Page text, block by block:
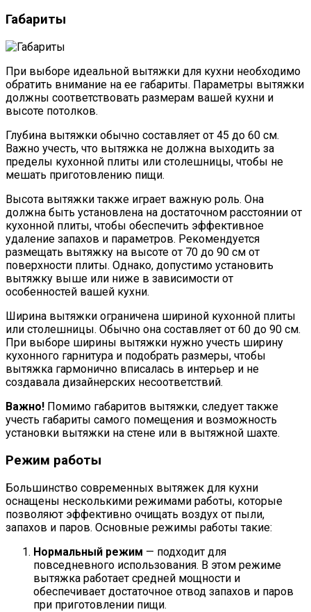
Габариты
При выборе идеальной вытяжки для кухни необходимо
обратить внимание на ее габариты. Параметры вытяжки
должны соответствовать размерам вашей кухни и
высоте потолков.
Глубина вытяжки обычно составляет от 45 до 60 см.
Важно учесть, что вытяжка не должна выходить за
пределы кухонной плиты или столешницы, чтобы не
мешать приготовлению пищи.
Высота вытяжки также играет важную роль. Она
должна быть установлена на достаточном расстоянии от
кухонной плиты, чтобы обеспечить эффективное
удаление запахов и параметров. Рекомендуется
размещать вытяжку на высоте от 70 до 90 см от
поверхности плиты. Однако, допустимо установить
вытяжку выше или ниже в зависимости от
особенностей вашей кухни.
Ширина вытяжки ограничена шириной кухонной плиты
или столешницы. Обычно она составляет от 60 до 90 см.
При выборе ширины вытяжки нужно учесть ширину
кухонного гарнитура и подобрать размеры, чтобы
вытяжка гармонично вписалась в интерьер и не
создавала дизайнерских несоответствий.
Важно! Помимо габаритов вытяжки, следует также
учесть габариты самого помещения и возможность
установки вытяжки на стене или в вытяжной шахте.
Режим работы
Большинство современных вытяжек для кухни
оснащены несколькими режимами работы, которые
позволяют эффективно очищать воздух от пыли,
запахов и паров. Основные режимы работы такие:
Нормальный режим — подходит для
повседневного использования. В этом режиме
вытяжка работает средней мощности и
обеспечивает достаточное отвод запахов и паров
при приготовлении пищи.